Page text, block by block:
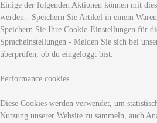
Einige der folgenden Aktionen können mit
werden.- Speichern Sie Artikel in einem
Speichern Sie Ihre Cookie-Einstellungen für
Spracheinstellungen - Melden Sie sich bei
überprüfen, ob du eingeloggt bist.
Performance cookies
Diese Cookies werden verwendet, um
Nutzung unserer Website zu sammeln, auch